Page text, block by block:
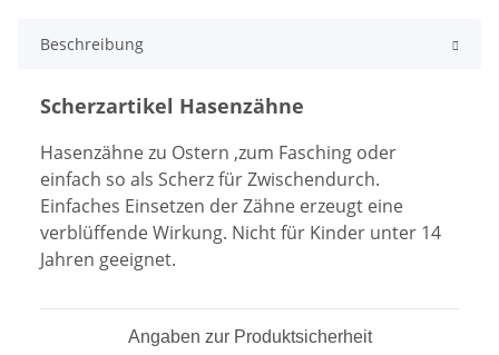
Beschreibung
Scherzartikel Hasenzähne
Hasenzähne zu Ostern ,zum Fasching oder
einfach so als Scherz für Zwischendurch.
Einfaches Einsetzen der Zähne erzeugt eine
verblüffende Wirkung. Nicht für Kinder unter 14
Jahren geeignet.
Angaben zur Produktsicherheit